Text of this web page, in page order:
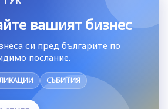
вашият бизнес
си пред българите по
послание.
СЪБИТИЯ